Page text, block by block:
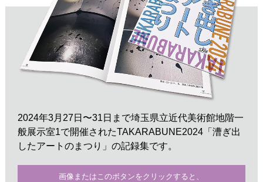
2024年3月27日〜31日まで埼玉県立近代美術館地階一
般展示室1で開催されたTAKARABUNE2024「漕ぎ出
したアートのまつり」の記録集です。
画像またはこのボタンをクリックすると、